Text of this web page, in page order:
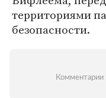
территориями
безопасности.
Комментарии